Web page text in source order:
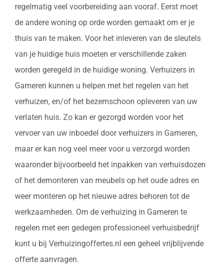
regelmatig veel voorbereiding aan vooraf. Eerst moet
de andere woning op orde worden gemaakt om er je
thuis van te maken. Voor het inleveren van de sleutels
van je huidige huis moeten er verschillende zaken
worden geregeld in de huidige woning. Verhuizers in
Gameren kunnen u helpen met het regelen van het
verhuizen, en/of het bezemschoon opleveren van uw
verlaten huis. Zo kan er gezorgd worden voor het
vervoer van uw inboedel door verhuizers in Gameren,
maar er kan nog veel meer voor u verzorgd worden
waaronder bijvoorbeeld het inpakken van verhuisdozen
of het demonteren van meubels op het oude adres en
weer monteren op het nieuwe adres behoren tot de
werkzaamheden. Om de verhuizing in Gameren te
regelen met een gedegen professioneel verhuisbedrijf
kunt u bij Verhuizingoffertes.nl een geheel vrijblijvende
offerte aanvragen.